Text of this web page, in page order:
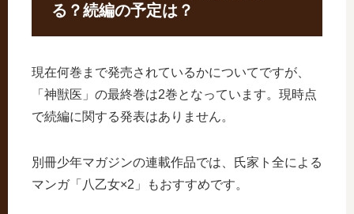
る？続編の予定は？
現在何巻まで発売されているかについてですが、
「神獣医」の最終巻は2巻となっています。現時点
で続編に関する発表はありません。
別冊少年マガジンの連載作品では、氏家ト全による
マンガ「八乙女×2」もおすすめです。